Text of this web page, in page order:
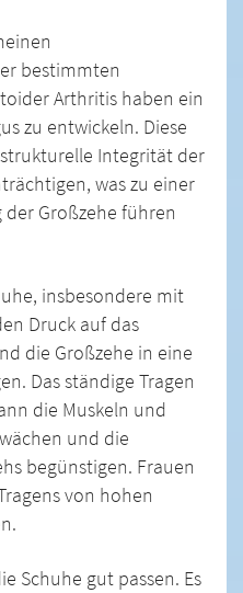
bestimmten
Arthritis haben ein
zu entwickeln. Diese
Integrität der
was zu einer
Großzehe führen
insbesondere mit
Druck auf das
die Großzehe in eine
Das ständige Tragen
die Muskeln und
und die
begünstigen. Frauen
von hohen
Schuhe gut passen. Es